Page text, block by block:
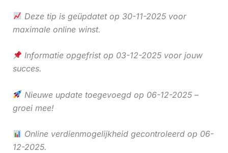
Deze tip is geüpdatet op 30-11-2025 voor
maximale online winst.
Informatie opgefrist op 03-12-2025 voor jouw
succes.
Nieuwe update toegevoegd op 06-12-2025 –
groei mee!
Online verdienmogelijkheid gecontroleerd op 06-
12-2025.